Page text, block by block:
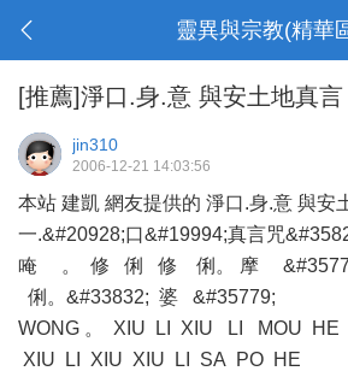
靈異與宗教(精華
[推薦]淨口.身.意 與安土地真言
jin310
2006-12-21 14:03:56
本站 建凱 網友提供的 淨口.身.意 與安
一.&#20928;口&#19994;真言咒
唵 。 修 俐 修 俐。 摩
俐。&#33832; 婆 &#35779;
WONG 。 XIU LI XIU LI MOU HE
XIU LI XIU XIU LI SA PO HE